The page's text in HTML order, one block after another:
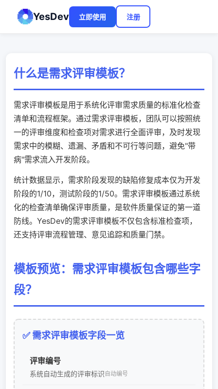
YesDev 立即使用 注册
什么是需求评审模板？
需求评审模板是用于系统化评审需求质量的标准化检查
清单和流程框架。通过需求评审模板，团队可以按照统
一的评审维度和检查项对需求进行全面评审，及时发现
需求中的模糊、遗漏、矛盾和不可行等问题，避免"带
病"需求流入开发阶段。
统计数据显示，需求阶段发现的缺陷修复成本仅为开发
阶段的1/10，测试阶段的1/50。需求评审模板通过系统
化的检查清单确保评审质量，是软件质量保证的第一道
防线。YesDev的需求评审模板不仅包含标准检查项，
还支持评审流程管理、意见追踪和质量门禁。
模板预览：需求评审模板包含哪些字
段？
✅ 需求评审模板字段一览
评审编号
系统自动生成的评审标识 自动编号